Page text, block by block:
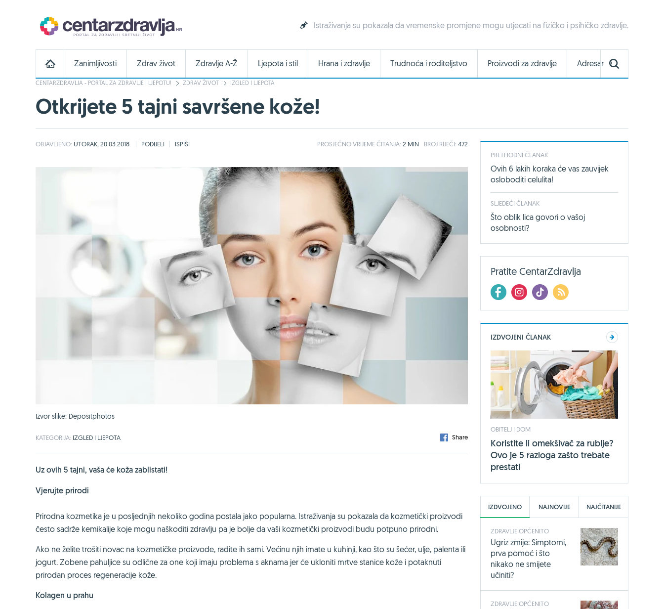
Istraživanja su pokazala da vremenske promjene mogu utjecati na fizičko i psihičko zdravlje.
Zanimljivosti Zdrav život Zdravlje A-Ž Ljepota i stil Hrana i zdravlje Trudnoća i roditeljstvo Proizvodi za zdravlje Adresar
CENTARZDRAVLJA - PORTAL ZA ZDRAVLJE I LJEPOTU! ZDRAV ŽIVOT IZGLED I LJEPOTA
Otkrijete 5 tajni savršene kože!
OBJAVLJENO: UTORAK, 20.03.2018. PODIJELI ISPIŠI PROSJEČNOVRIJEME ČITANJA: 2 MIN BROJ RIJEČI: 472
Izvor slike: Depositphotos
KATEGORIJA: IZGLED I LJEPOTA Share
Uz ovih 5 tajni, vaša će koža zablistati!
Vjerujte prirodi
Prirodna kozmetika je u posljednjih nekoliko godina postala jako popularna. Istraživanja su pokazala da kozmetički proizvodi
često sadrže kemikalije koje mogu naškoditi zdravlju pa je bolje da vaši kozmetički proizvodi budu potpuno prirodni.
Ako ne želite trošiti novac na kozmetičke proizvode, radite ih sami. Većinu njih imate u kuhinji, kao što su šećer, ulje, palenta ili
jogurt. Zobene pahuljice su odlične za one koji imaju problema s aknama jer će ukloniti mrtve stanice kože i potaknuti
prirodan proces regeneracije kože.
Kolagen u prahu
PRETHODNI ČLANAK
Ovih 6 lakih koraka će vas zauvijek
osloboditi celulita!
SLJEDEĆI ČLANAK
Što oblik lica govori o vašoj
osobnosti?
Pratite CentarZdravlja
IZDVOJENI ČLANAK
OBITELJ I DOM
Koristite li omekšivač za rublje?
Ovo je 5 razloga zašto trebate
prestati
IZDVOJENO NAJNOVIJE NAJČITANIJE
ZDRAVLJE OPĆENITO
Ugriz zmije: Simptomi,
prva pomoć i što
nikako ne smijete
učiniti?
ZDRAVLJE OPĆENITO